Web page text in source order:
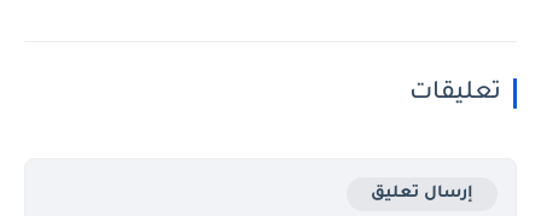
تعليقات
إرسال تعليق